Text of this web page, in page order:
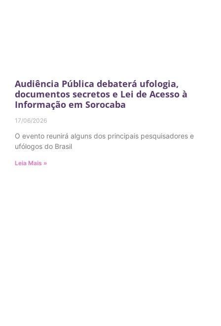
Audiência Pública debaterá ufologia,
documentos secretos e Lei de Acesso à
Informação em Sorocaba
17/06/2026
O evento reunirá alguns dos principais pesquisadores e
ufólogos do Brasil
Leia Mais »